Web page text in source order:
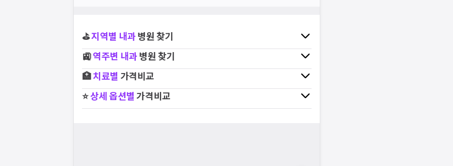
⛳지역별 내과병원 찾기
🚉역주변 내과병원 찾기
🏥치료별 가격비교
⭐상세 옵션별가격비교